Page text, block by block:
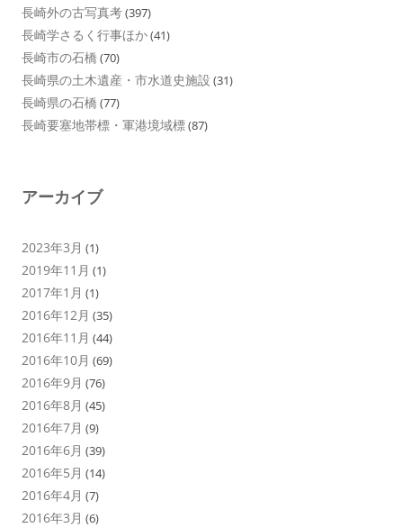
長崎外の古写真考(397)
長崎学さるく行事ほか(41)
長崎市の石橋 (70)
長崎県の土木遺産・市水道史施設 (31)
長崎県の石橋 (77)
長崎要塞地帯標・軍港境域標(87)
アーカイブ
2023年3月 (1)
2019年11月 (1)
2017年1月 (1)
2016年12月 (35)
2016年11月 (44)
2016年10月 (69)
2016年9月 (76)
2016年8月 (45)
2016年7月 (9)
2016年6月 (39)
2016年5月 (14)
2016年4月 (7)
2016年3月 (6)